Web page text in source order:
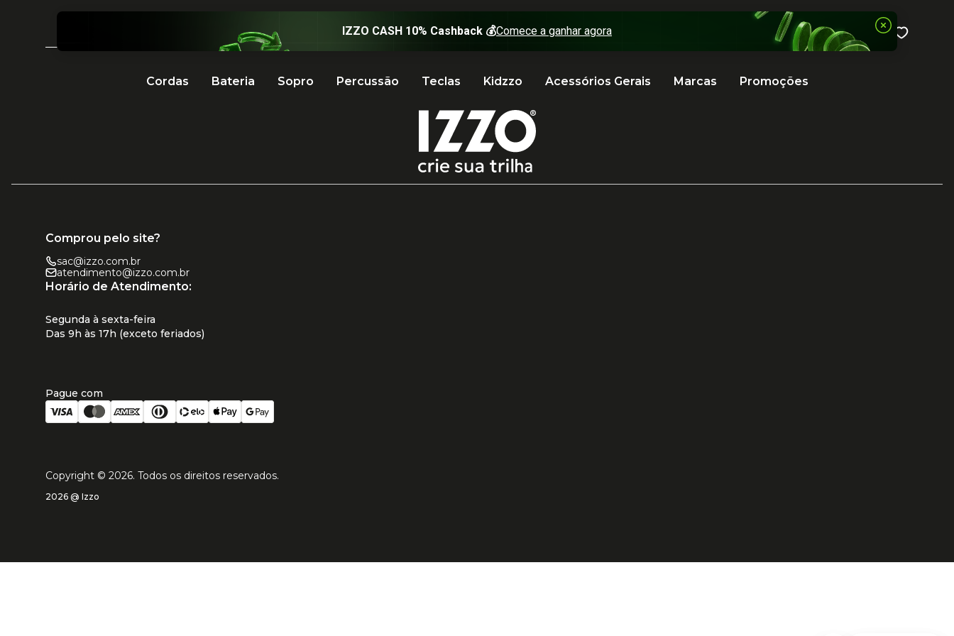
Cordas Bateria Sopro Percussão Teclas Kidzzo Acessórios Gerais Marcas Promoções
Comprou pelo site?
sac@izzo.com.br
atendimento@izzo.com.br
Horário de Atendimento:
Segunda à sexta-feira
Das 9h às 17h (exceto feriados)
Pague com
Copyright © 2026. Todos os direitos reservados.
2026 @ Izzo